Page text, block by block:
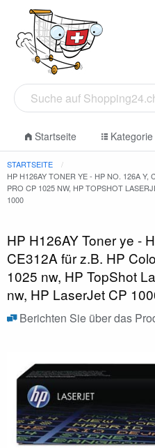
Startseite Kategorie
STARTSEITE
HP H126AY TONER YE - HP NO. 126A
PRO CP 1025 NW, HP TOPSHOT
1000
HP H126AY Toner ye -
CE312A für z.B. HP
1025 nw, HP TopShot
nw, HP LaserJet CP
Berichten Sie über das